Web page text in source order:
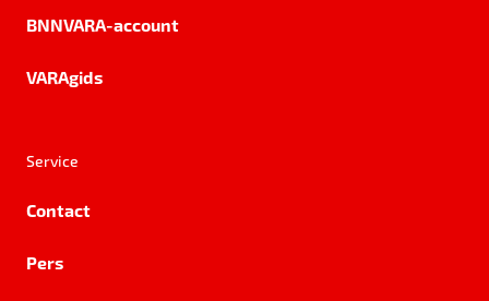
BNNVARA-account
VARAgids
Service
Contact
Pers